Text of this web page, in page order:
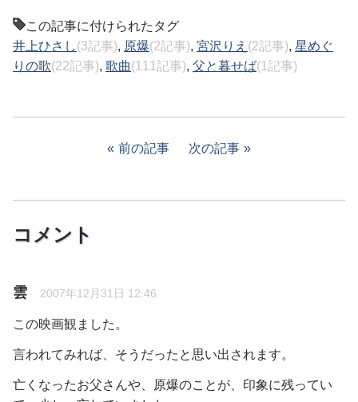
この記事に付けられたタグ
井上ひさし(3記事), 原爆(2記事), 宮沢りえ (2記事), 星めぐ
りの歌(22記事), 歌曲(111記事), 父と暮せば(1記事)
前の記事 次の記事
コメント
雲 2007年12月31日 12:46
この映画観ました。
言われてみれば、そうだったと思い出されます。
亡くなったお父さんや、原爆のことが、印象に残ってい